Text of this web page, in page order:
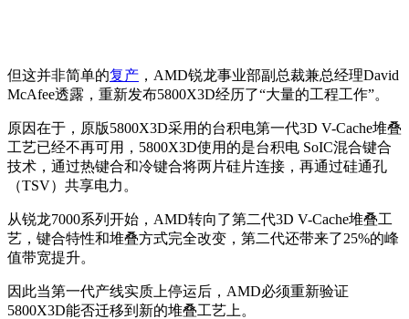
但这并非简单的复产 ，AMD锐龙事业部副总裁兼总经理David
McAfee透露，重新发布5800X3D经历了“大量的工程工作”。
原因在于，原版5800X3D采用的台积电第一代3D V-Cache堆叠
工艺已经不再可用，5800X3D使用的是台积电 SoIC混合键合
技术，通过热键合和冷键合将两片硅片连接，再通过硅通孔
（TSV）共享电力。
从锐龙7000系列开始，AMD转向了第二代3D V-Cache堆叠工
艺，键合特性和堆叠方式完全改变，第二代还带来了25%的峰
值带宽提升。
因此当第一代产线实质上停运后，AMD必须重新验证
5800X3D能否迁移到新的堆叠工艺上。